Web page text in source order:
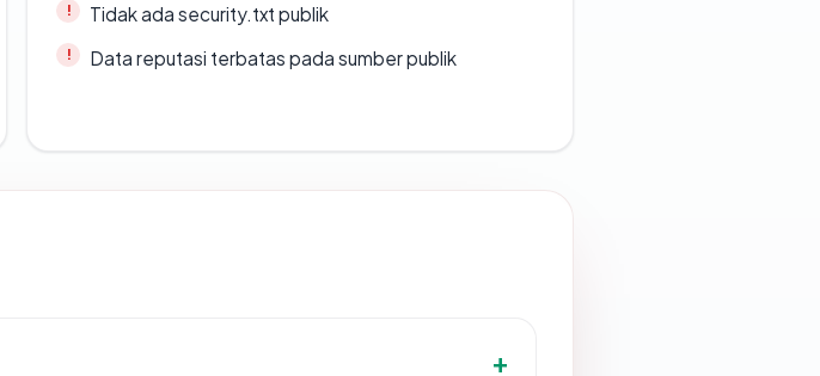
Tidak ada security.txt publik
Data reputasi terbatas pada sumber publik